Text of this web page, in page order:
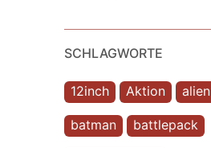
SCHLAGWORTE
12inch Aktion alien
batman battlepack